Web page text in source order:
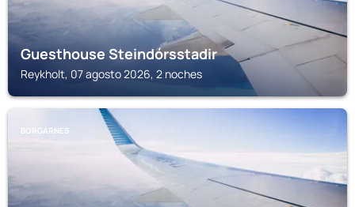
Guesthouse Steindórsstadir
Reykholt, 07 agosto 2026, 2 noches
BORGARNES